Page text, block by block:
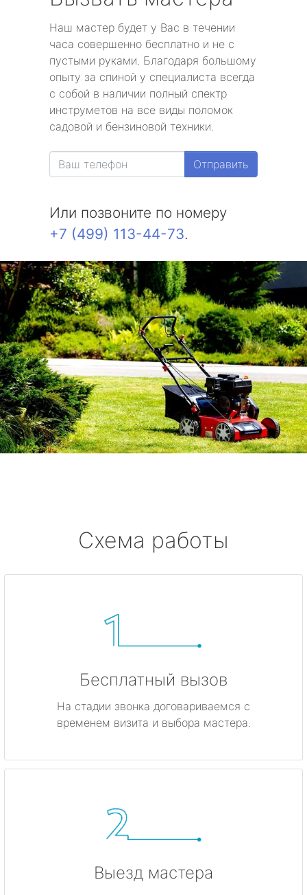
Наш мастер будет у Вас в течении
часа совершенно бесплатно и не с
пустыми руками. Благодаря большому
опыту за спиной у специалиста всегда
с собой в наличии полный спектр
инструметов на все виды поломок
садовой и бензиновой техники.
Отправить
Или позвоните по номеру
+7 (499) 113-44-73.
Схема работы
Бесплатный вызов
На стадии звонка договариваемся с
временем визита и выбора мастера.
Выезд мастера